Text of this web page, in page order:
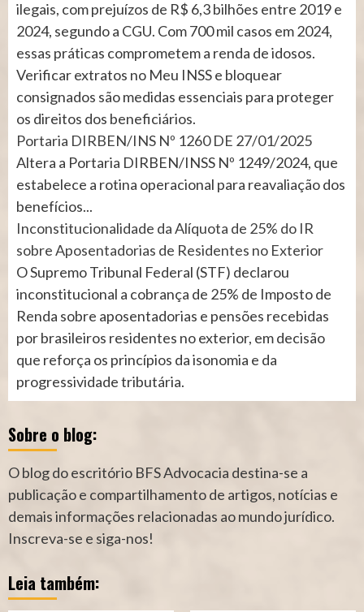
ilegais, com prejuízos de R$ 6,3 bilhões entre 2019 e
2024, segundo a CGU. Com 700 mil casos em 2024,
essas práticas comprometem a renda de idosos.
Verificar extratos no Meu INSS e bloquear
consignados são medidas essenciais para proteger
os direitos dos beneficiários.
Portaria DIRBEN/INS Nº 1260 DE 27/01/2025
Altera a Portaria DIRBEN/INSS Nº 1249/2024, que
estabelece a rotina operacional para reavaliação dos
benefícios...
Inconstitucionalidade da Alíquota de 25% do IR
sobre Aposentadorias de Residentes no Exterior
O Supremo Tribunal Federal (STF) declarou
inconstitucional a cobrança de 25% de Imposto de
Renda sobre aposentadorias e pensões recebidas
por brasileiros residentes no exterior, em decisão
que reforça os princípios da isonomia e da
progressividade tributária.
Sobre o blog:
O blog do escritório BFS Advocacia destina-se a
publicação e compartilhamento de artigos, notícias e
demais informações relacionadas ao mundo jurídico.
Inscreva-se e siga-nos!
Leia também: